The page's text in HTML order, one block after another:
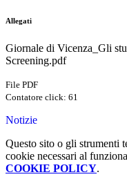
Allegati
Giornale di Vicenza_Gli
Screening.pdf
File PDF
Contatore click: 61
Notizie
Questo sito o gli strumenti
cookie necessari al
COOKIE POLICY.